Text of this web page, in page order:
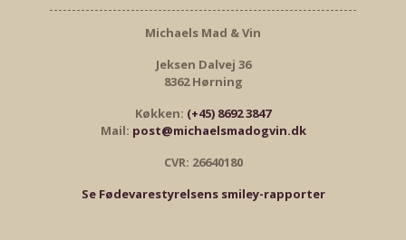
Michaels Mad & Vin
Jeksen Dalvej 36
8362 Hørning
Køkken: (+45) 8692 3847
Mail: post@michaelsmadogvin.dk
CVR: 26640180
Se Fødevarestyrelsens smiley-rapporter